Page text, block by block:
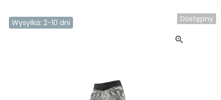
Wysyłka: 2-10 dni Dostępny